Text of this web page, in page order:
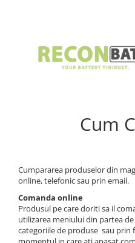
Baterie Utilaje Industriale
Celule LFP
Baterie masinute
BMS
BMS Li-Ion
Cum
Cumpararea produselor din
online, telefonic sau prin email.
Comanda online
Produsul pe care doriti sa il
utilizarea meniului din partea
categoriile de produse sau prin